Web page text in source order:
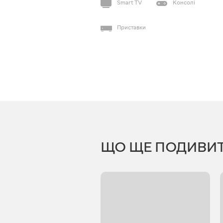
Smart TV Консолі
Приставки
ЩО ЩЕ